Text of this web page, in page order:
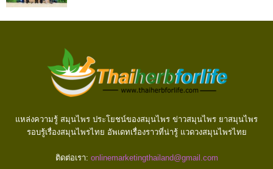
แหล่งความรู้ สมุนไพร ประโยชน์ของสมุนไพร ข่าวสมุนไพร ยาสมุนไพร
รอบรู้เรื่องสมุนไพรไทย อัพเดทเรื่องราวที่น่ารู้ แวดวงสมุนไพรไทย
ติดต่อเรา: onlinemarketingthailand@gmail.com